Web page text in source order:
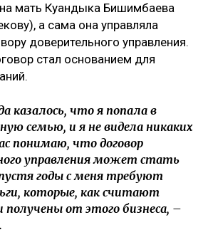
мать Куандыка Бишимбаева
а сама она управляла
доверительного управления.
стал основанием для
казалось, что я попала в
семью, и я не видела никаких
понимаю, что договор
управления может стать
годы с меня требуют
которые, как считают
от этого бизнеса, –